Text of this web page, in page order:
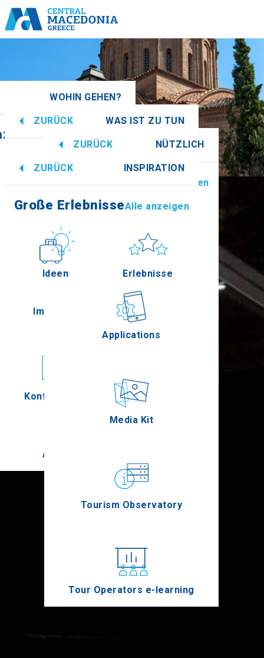
WOHIN GEHEN?
Imathia
Agion Oros
ZURÜCK WAS IST ZU TUN
Kultur
Im Freien Gastronomie
Konferenzen Ereignisse
ZURÜCK NÜTZLICH
Alle anzeigen
How to get there
Applications
Media Kit
Tourism Observatory
Tour Operators e-learning
ZURÜCK INSPIRATION
Große ErlebnisseAlle anzeigen
Ideen Erlebnisse